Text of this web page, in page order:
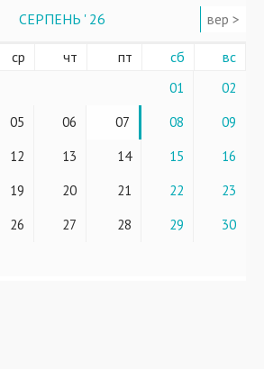
СЕРПЕНЬ ' 26 вер >
ср чт пт сб вс
01
02
05 06 07 08
09
12 13 14 15
16
19 20 21 22
23
26 27 28 29
30